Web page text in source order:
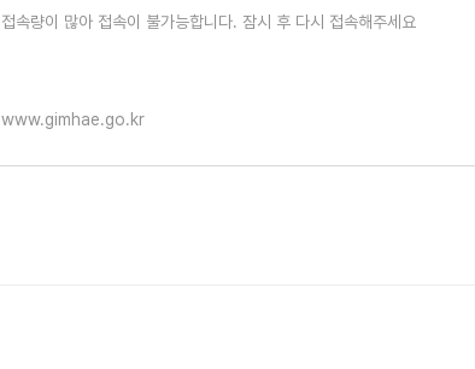
접속량이 많아 접속이 불가능합니다. 잠시 후 다시 접속해주세요
www.gimhae.go.kr